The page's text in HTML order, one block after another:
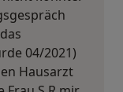
04/2021)
Hausarzt